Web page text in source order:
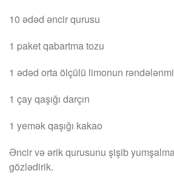
10 ədəd əncir qurusu
1 paket qabartma tozu
1 ədəd orta ölçülü limonun
1 çay qaşığı darçın
1 yemək qaşığı kakao
Əncir və ərik qurusunu şişib
gözlədirik.